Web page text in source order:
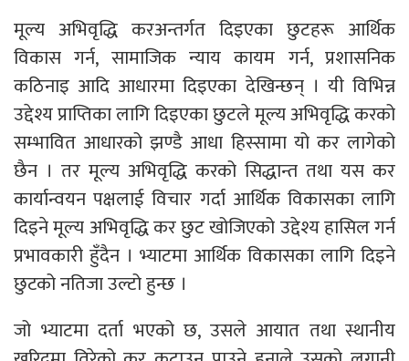
मूल्य अभिवृद्धि करअन्तर्गत दिइएका छुटहरू आर्थिक
विकास गर्न, सामाजिक न्याय कायम गर्न, प्रशासनिक
कठिनाइ आदि आधारमा दिइएका देखिन्छन् । यी विभिन्न
उद्देश्य प्राप्तिका लागि दिइएका छुटले मूल्य अभिवृद्धि करको
सम्भावित आधारको झण्डै आधा हिस्सामा यो कर लागेको
छैन । तर मूल्य अभिवृद्धि करको सिद्धान्त तथा यस कर
कार्यान्वयन पक्षलाई विचार गर्दा आर्थिक विकासका लागि
दिइने मूल्य अभिवृद्धि कर छुट खोजिएको उद्देश्य हासिल गर्न
प्रभावकारी हुँदैन । भ्याटमा आर्थिक विकासका लागि दिइने
छुटको नतिजा उल्टो हुन्छ ।
जो भ्याटमा दर्ता भएको छ, उसले आयात तथा स्थानीय